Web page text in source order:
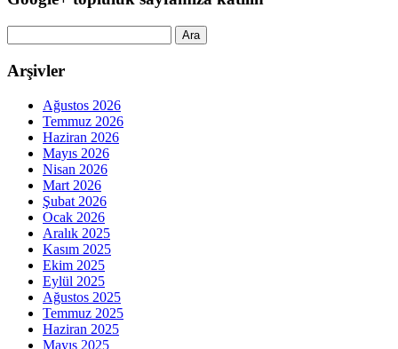
Arşivler
Ağustos 2026
Temmuz 2026
Haziran 2026
Mayıs 2026
Nisan 2026
Mart 2026
Şubat 2026
Ocak 2026
Aralık 2025
Kasım 2025
Ekim 2025
Eylül 2025
Ağustos 2025
Temmuz 2025
Haziran 2025
Mayıs 2025